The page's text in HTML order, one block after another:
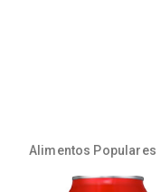
Alimentos Populares